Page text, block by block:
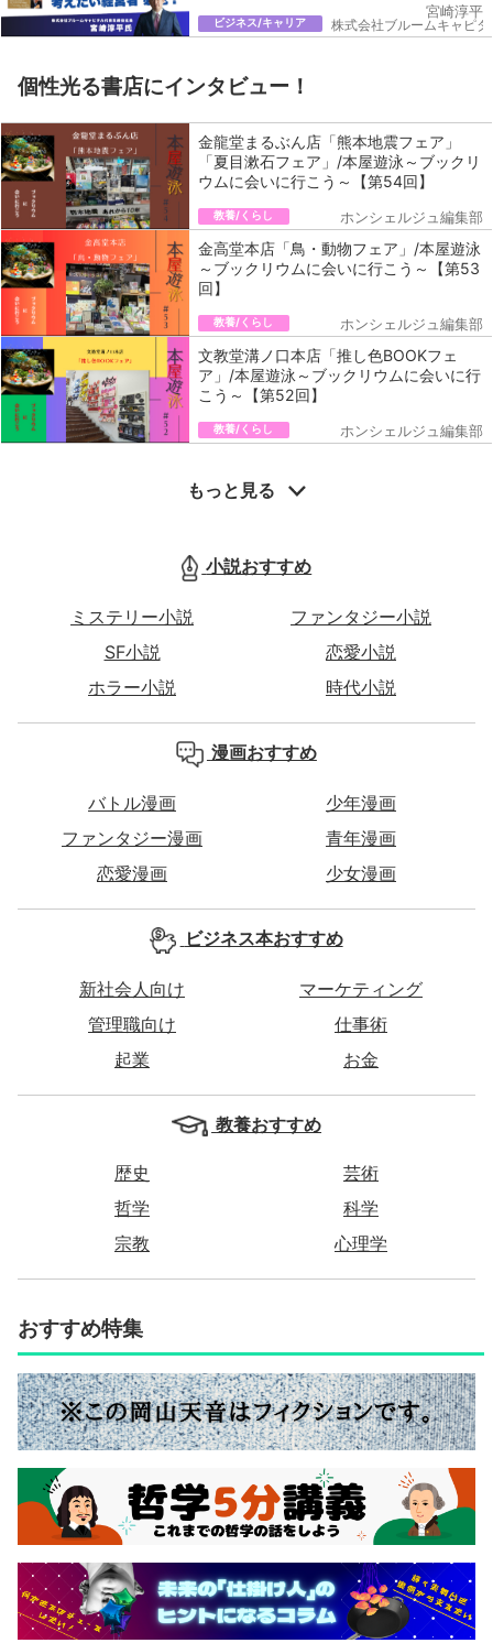
ビジネス/キャリア
宮崎淳平
株式会社ブルームキャピ
個性光る書店にインタビュー！
金龍堂まるぶん店「熊本地震フェア」
「夏目漱石フェア」/本屋遊泳～ブックリ
ウムに会いに行こう～【第54回】
教養/くらし ホンシェルジュ編集部
金高堂本店「鳥・動物フェア」/本屋遊泳
～ブックリウムに会いに行こう～【第53
回】
教養/くらし ホンシェルジュ編集部
文教堂溝ノ口本店「推し色BOOKフェ
ア」/本屋遊泳～ブックリウムに会いに行
こう～【第52回】
教養/くらし ホンシェルジュ編集部
もっと見る
小説おすすめ
ミステリー小説
ファンタジー小説
SF小説
恋愛小説
ホラー小説
時代小説
漫画おすすめ
バトル漫画
少年漫画
ファンタジー漫画
青年漫画
恋愛漫画
少女漫画
ビジネス本おすすめ
新社会人向け
マーケティング
管理職向け
仕事術
起業
お金
教養おすすめ
歴史
芸術
哲学
科学
宗教
心理学
おすすめ特集